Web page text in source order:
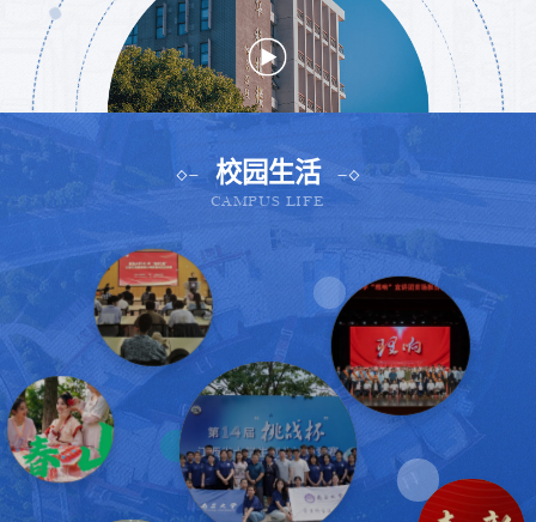
校园生活
CAMPUS LIFE